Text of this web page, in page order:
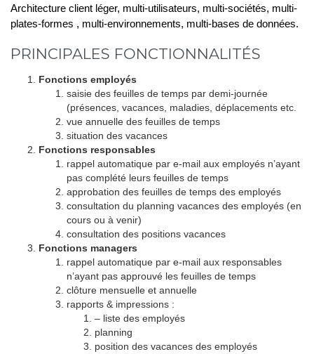
Architecture client léger, multi-utilisateurs, multi-sociétés, multi-
plates-formes , multi-environnements, multi-bases de données.
PRINCIPALES FONCTIONNALITÉS
Fonctions employés
saisie des feuilles de temps par demi-journée
(présences, vacances, maladies, déplacements etc.
vue annuelle des feuilles de temps
situation des vacances
Fonctions responsables
rappel automatique par e-mail aux employés n’ayant
pas complété leurs feuilles de temps
approbation des feuilles de temps des employés
consultation du planning vacances des employés (en
cours ou à venir)
consultation des positions vacances
Fonctions managers
rappel automatique par e-mail aux responsables
n’ayant pas approuvé les feuilles de temps
clôture mensuelle et annuelle
rapports & impressions :
– liste des employés
planning
position des vacances des employés